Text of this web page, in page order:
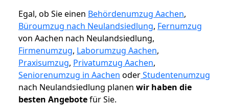
Egal, ob Sie einen Behördenumzug Aachen,
Büroumzug nach Neulandsiedlung, Fernumzug
von Aachen nach Neulandsiedlung,
Firmenumzug, Laborumzug Aachen,
Praxisumzug, Privatumzug Aachen,
Seniorenumzug in Aachen oderStudentenumzug
nach Neulandsiedlung planen wir haben die
besten Angebotefür Sie.